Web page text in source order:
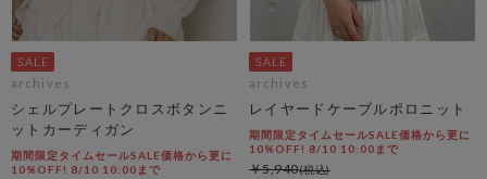
archives
シェルプレートクロスボタンニ
ットカーディガン
期間限定タイムセールSALE価格から更に
10%OFF! 8/10 10:00まで
archives
レイヤードケーブルポロニット
期間限定タイムセールSALE価格から更に
10%OFF! 8/10 10:00まで
￥5,940